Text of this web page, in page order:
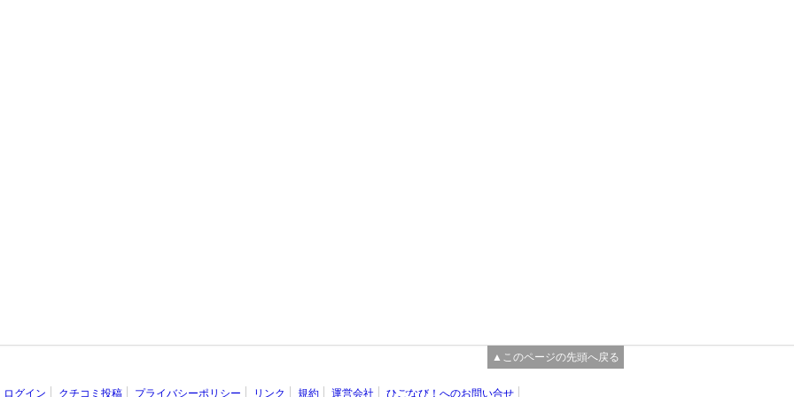
▲このページの先頭へ戻る
ログイン クチコミ投稿 プライバシーポリシー リンク 規約 運営会社 ひごなび！へのお問い合せ